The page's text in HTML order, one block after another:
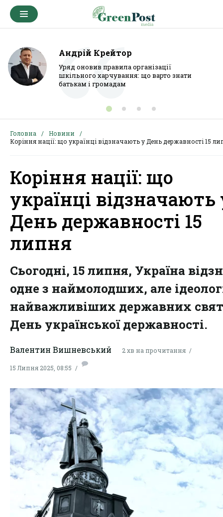
Андрій Крейтор
Уряд оновив правила організації
шкільного харчування: що варто знати
батькам і громадам
Головна
Новини
Коріння нації: що українці відзначають у День державності 15
Коріння нації: що
українці відзначають
День державності 15
липня
Сьогодні, 15 липня, Україна
одне з наймолодших, але
найважливіших державних
День української державності.
Валентин Вишневський 2 хв на прочитання
15 Липня 2025, 08:55